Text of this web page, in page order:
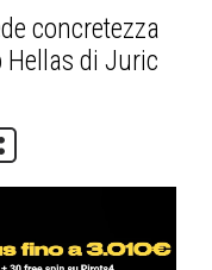
concretezza
di Juric